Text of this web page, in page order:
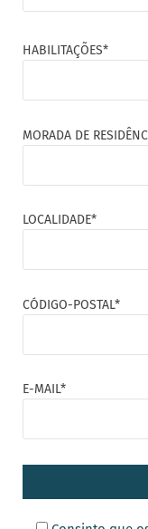
HABILITAÇÕES*
MORADA DE
LOCALIDADE*
CÓDIGO-POSTAL*
E-MAIL*